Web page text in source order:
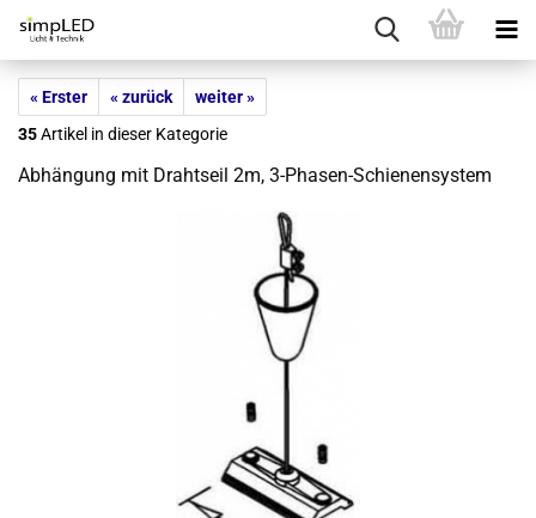
« Erster « zurück
weiter »
35Artikel in dieser Kategorie
Ab­hän­gung mit Draht­seil 2m, 3-​Phasen-Schienensystem